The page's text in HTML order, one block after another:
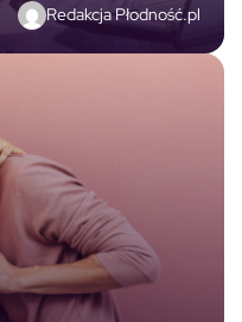
Redakcja Płodność.pl